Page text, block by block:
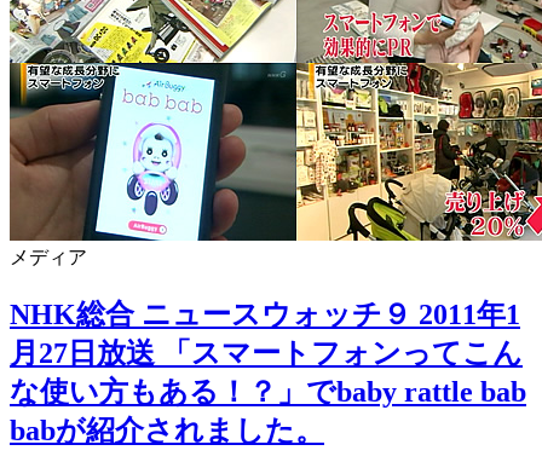
メディア
NHK総合 ニュースウォッチ９ 2011年1
月27日放送 「スマートフォンってこん
な使い方もある！？」でbaby rattle bab
babが紹介されました。